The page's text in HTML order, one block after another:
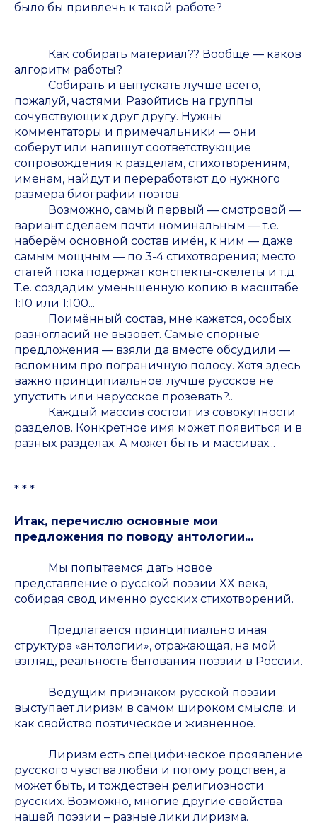
было бы привлечь к такой работе?
Как собирать материал?? Вообще — каков
алгоритм работы?
Собирать и выпускать лучше всего,
пожалуй, частями. Разойтись на группы
сочувствующих друг другу. Нужны
комментаторы и примечальники — они
соберут или напишут соответствующие
сопровождения к разделам, стихотворениям,
именам, найдут и переработают до нужного
размера биографии поэтов.
Возможно, самый первый — смотровой —
вариант сделаем почти номинальным — т.е.
наберём основной состав имён, к ним — даже
самым мощным — по 3-4 стихотворения; место
статей пока подержат конспекты-скелеты и т.д.
Т.е. создадим уменьшенную копию в масштабе
1:10 или 1:100...
Поимённый состав, мне кажется, особых
разногласий не вызовет. Самые спорные
предложения — взяли да вместе обсудили —
вспомним про пограничную полосу. Хотя здесь
важно принципиальное: лучше русское не
упустить или нерусское прозевать?..
Каждый массив состоит из совокупности
разделов. Конкретное имя может появиться и в
разных разделах. А может быть и массивах...
* * *
Итак, перечислю основные мои
предложения по поводу антологии...
Мы попытаемся дать новое
представление о русской поэзии XX века,
собирая свод именно русских стихотворений.
Предлагается принципиально иная
структура «антологии», отражающая, на мой
взгляд, реальность бытования поэзии в России.
Ведущим признаком русской поэзии
выступает лиризм в самом широком смысле: и
как свойство поэтическое и жизненное.
Лиризм есть специфическое проявление
русского чувства любви и потому родствен, а
может быть, и тождествен религиозности
русских. Возможно, многие другие свойства
нашей поэзии – разные лики лиризма.